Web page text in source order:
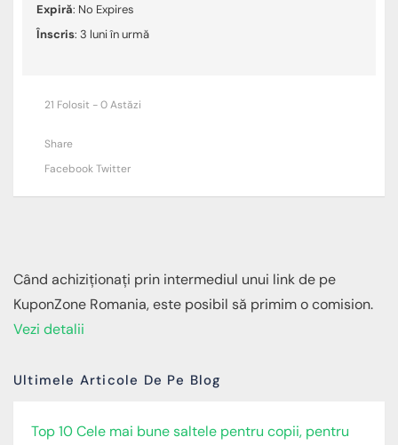
Expiră: No Expires
Înscris: 3 luni în urmă
21 Folosit - 0 Astăzi
Share
FacebookTwitter
Când achiziționați prin intermediul unui link de pe
KuponZone Romania, este posibil să primim o comision.
Vezi detalii
Ultimele Articole De Pe Blog
Top 10 Cele mai bune saltele pentru copii, pentru